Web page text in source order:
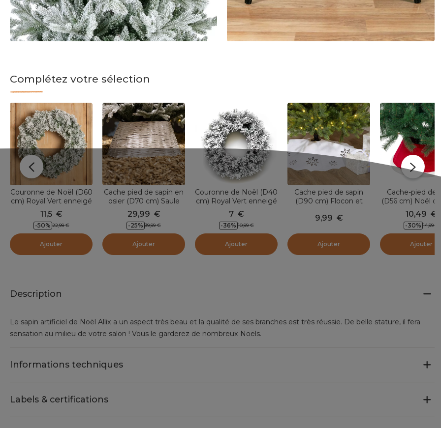
Complétez votre sélection
Couronne de Noël (D60
cm) Royal Vert enneigé
11,5 €
-50% 22,99 €
Ajouter
Cache pied de sapin en
osier (D70 cm) Saule
tressé Blanc
29,99 €
-25% 39,99 €
Ajouter
Couronne de Noël (D40
cm) Royal Vert enneigé
7 €
-36% 10,99 €
Ajouter
Cache pied de sapin
(D90 cm) Flocon et
9,99 €
Ajouter
Cache-pied de
(D56 cm) Noël
Rouge
10,49 €
-30% 14,99
Ajouter
Description
Le sapin artificiel de Noël Allix a un aspect très beau et la qualité de ses branches est très réussie. De belle stature, il fera
sensation au milieu de votre salon ! Vous le garderez de nombreux Noëls.
Informations techniques
Labels & certifications